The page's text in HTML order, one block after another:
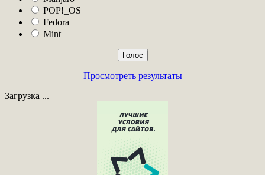
POP!_OS
Fedora
Mint
Просмотреть результаты
Загрузка ...